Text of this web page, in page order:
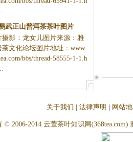
武正山普洱茶茶叶图片
摄影：龙女儿图片来源：雅
茶文化论坛图片地址：www.
bbs/thread-58555-1-1.h
关于我们 法律声明 网站
© 2006-2014 云萱茶叶知识网